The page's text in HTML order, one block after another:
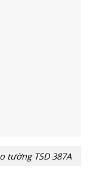
tường TSD 387A